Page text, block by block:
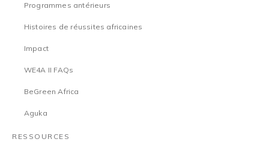
Programmes antérieurs
Histoires de réussites africaines
Impact
WE4A II FAQs
BeGreen Africa
Aguka
RESSOURCES